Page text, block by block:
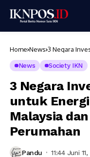
Home News 3 Negara
Perumahan
News Society IKN
3 Negara
untuk
Malaysia
Perumahan
Pandu 11:44 Juni